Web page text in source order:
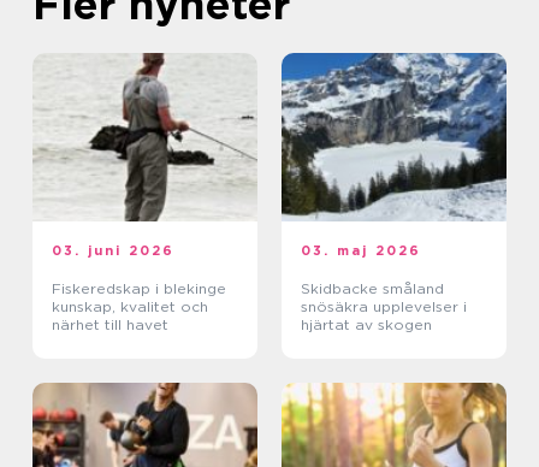
03. juni 2026
Fiskeredskap i blekinge
kunskap, kvalitet och
närhet till havet
03. maj 2026
Skidbacke småland
snösäkra upplevelser i
hjärtat av skogen